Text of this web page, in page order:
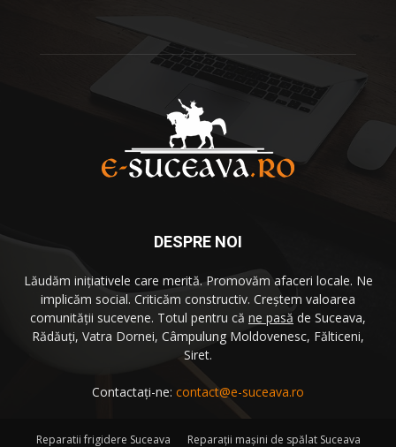
DESPRE NOI
Lăudăm iniţiativele care merită. Promovăm afaceri locale. Ne
implicăm social. Criticăm constructiv. Creştem valoarea
comunităţii sucevene. Totul pentru că ne pasă de Suceava,
Rădăuţi, Vatra Dornei, Câmpulung Moldovenesc, Fălticeni,
Siret.
Contactați-ne: contact@e-suceava.ro
Reparatii frigidere Suceava Reparaţii maşini de spălat Suceava